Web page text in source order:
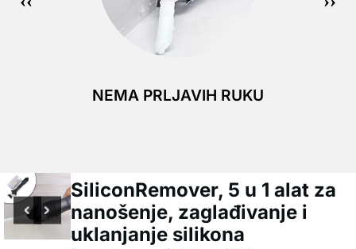
NEMA PRLJAVIH RUKU
SiliconRemover, 5 u 1 alat za
nanošenje, zaglađivanje i
uklanjanje silikona